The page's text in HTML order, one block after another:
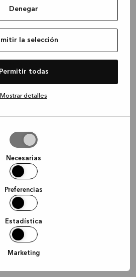
Denegar
la selección
Permitir todas
Mostrar detalles
Necesarias
Preferencias
Estadística
Marketing
side exception has occurred
(see the browser console for more